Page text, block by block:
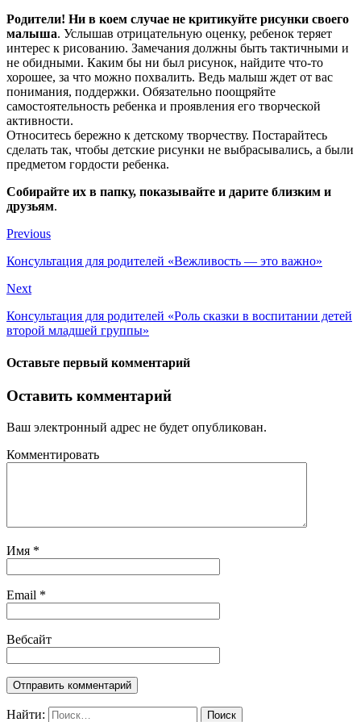
Родители! Ни в коем случае не критикуйте рисунки своего
малыша. Услышав отрицательную оценку, ребенок теряет
интерес к рисованию. Замечания должны быть тактичными и
не обидными. Каким бы ни был рисунок, найдите что-то
хорошее, за что можно похвалить. Ведь малыш ждет от вас
понимания, поддержки. Обязательно поощряйте
самостоятельность ребенка и проявления его творческой
активности.
Относитесь бережно к детскому творчеству. Постарайтесь
сделать так, чтобы детские рисунки не выбрасывались, а были
предметом гордости ребенка.
Собирайте их в папку, показывайте и дарите близким и
друзьям.
Previous
Консультация для родителей «Вежливость — это важно»
Next
Консультация для родителей «Роль сказки в воспитании детей
второй младшей группы»
Оставьте первый комментарий
Оставить комментарий
Ваш электронный адрес не будет опубликован.
Комментировать
Имя *
Email *
Вебсайт
Найти: